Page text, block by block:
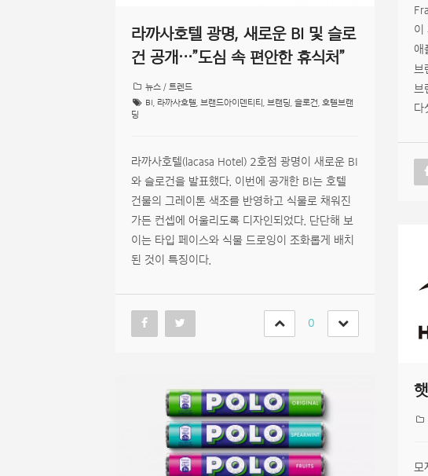
라까사호텔 광명, 새로운 BI 및 슬로
건 공개…”도심 속 편안한 휴식처”
뉴스 / 트렌드
BI 라까사호텔 브랜드아이덴티티 브랜딩 슬로건
호텔브랜
딩
라까사호텔(lacasa Hotel) 2호점 광명이 새로운 BI
와 슬로건을 발표했다. 이번에 공개한 BI는 호텔
건물의 그레이톤 색조를 반영하고 식물로 채워진
가든 컨셉에 어울리도록 디자인되었다. 단단해 보
이는 타입 페이스와 식물 드로잉이 조화롭게 배치
된 것이 특징이다.
0
이
애
브
브
다
모